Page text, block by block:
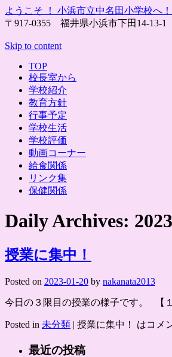
ようこそ ！ 小浜市立中名田小学校へ！
〒917-0355 福井県小浜市下田14-13-1
Skip to content
TOP
校長室から
学校紹介
教育方針
行事予定
学校生活
学校評価
動画コーナー
給食関係
リンク集
保健関係
Daily Archives:
授業に集中！
Posted on 2023-01-20 by nakanata2013
今日の３限目の授業の様子です。 【
Posted in 未分類 | 授業に集中！ はコメ
最近の投稿